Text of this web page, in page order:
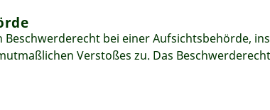
bei einer Aufsichtsbehörde,
Verstoßes zu. Das